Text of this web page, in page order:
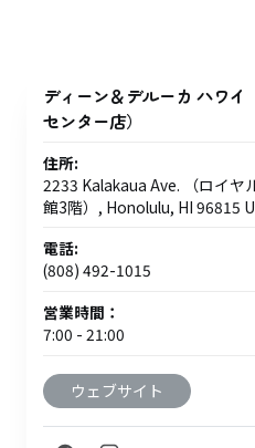
ディーン＆デルーカ ハワイ
センター店）
住所:
2233 Kalakaua Ave. （ロイヤ
館3階）, Honolulu, HI 96815
電話:
(808) 492-1015
営業時間：
7:00 - 21:00
ウェブサイト